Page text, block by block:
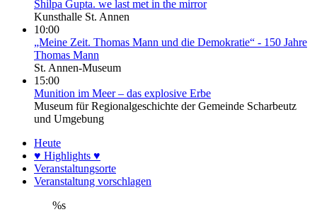
Shilpa Gupta. we last met in the mirror
Kunsthalle St. Annen
10:00
„Meine Zeit. Thomas Mann und die Demokratie“ - 150 Jahre
Thomas Mann
St. Annen-Museum
15:00
Munition im Meer – das explosive Erbe
Museum für Regionalgeschichte der Gemeinde Scharbeutz
und Umgebung
Heute
♥ Highlights ♥
Veranstaltungsorte
Veranstaltung vorschlagen
%s